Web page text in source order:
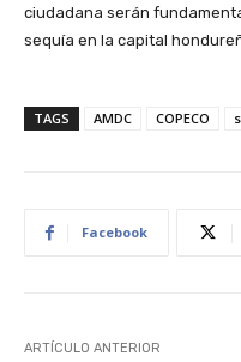
ciudadana serán
sequía en la capital
TAGS AMDC COPECO
Facebook
ARTÍCULO ANTERIOR